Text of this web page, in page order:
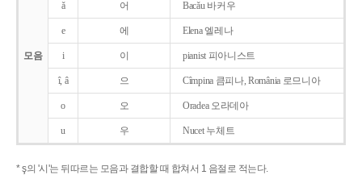
모음
ǎ 어 Bacǎu 바커우
e 에 Elena 엘레나
i 이 pianist 피아니스트
î, â 으 Cîmpina 큼피나, România 로므니아
o 오 Oradea 오라데아
u 우 Nucet 누체트
* ş의 '시'는 뒤따르는 모음과 결합할 때 합쳐서 1 음절로 적는다.